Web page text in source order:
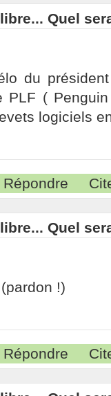
Quel
du
PLF (
logiciels
Répondre
Quel
!)
Répondre